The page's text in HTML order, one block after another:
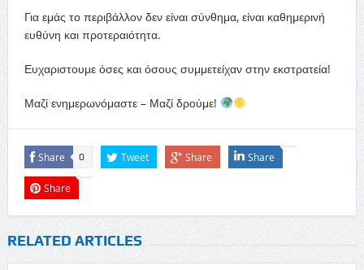
​Για εμάς το περιβάλλον δεν είναι σύνθημα, είναι καθημερινή
ευθύνη και προτεραιότητα.
​Ευχαριστουμε όσες και όσους συμμετείχαν στην εκστρατεία!
​Μαζί ενημερωνόμαστε – Μαζί δρούμε!
Share 0 Tweet Share Share
Share
RELATED ARTICLES